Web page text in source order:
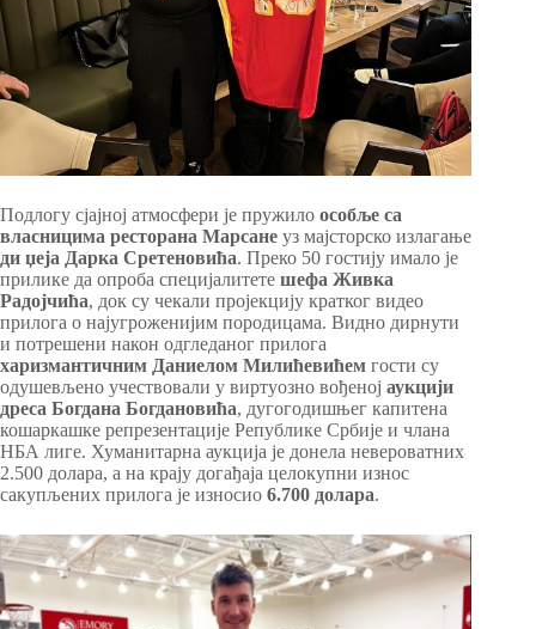
Подлогу сјајној атмосфери је пружило особље са
власницима ресторана Марсане уз мајсторско излагање
ди џеја Дарка Сретеновића. Преко 50 гостију имало је
прилике да опроба специјалитете шефа Живка
Радојчића, док су чекали пројекцију кратког видео
прилога о најугроженијим породицама. Видно дирнути
и потрешени након одгледаног прилога
харизмантичним Даниелом Милићевићем гости су
одушевљено учествовали у виртуозно вођеној аукцији
дреса Богдана Богдановића, дугогодишњег капитена
кошаркашке репрезентације Републике Србије и члана
НБА лиге. Хуманитарна аукција је донела невероватних
2.500 долара, а на крају догађаја целокупни износ
сакупљених прилога је износио 6.700 долара.